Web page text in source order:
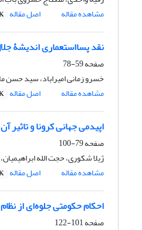
مشاهده مقاله
اصل مقاله
نقد پسااستعماری اندیشۀ
صفحه59-78
خسرو زمانی امیراباد، سید حسن
مشاهده مقاله
اصل مقاله
اپیدمی جهانی کرونا و تاثیر
صفحه79-100
ژیلا شکوری، حجت الله
مشاهده مقاله
اصل مقاله
احکام حکومتی جلوه‌ای از
صفحه101-122